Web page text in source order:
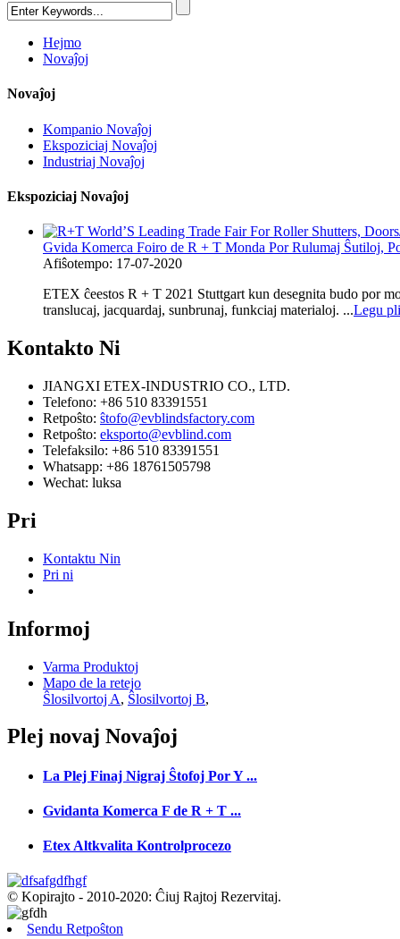
Hejmo
Novaĵoj
Novaĵoj
Kompanio Novaĵoj
Ekspoziciaj Novaĵoj
Industriaj Novaĵoj
Ekspoziciaj Novaĵoj
Gvida Komerca Foiro de R + T Monda Por Rulumaj Ŝutiloj,
Afiŝotempo: 17-07-2020
ETEX ĉeestos R + T 2021 Stuttgart kun desegnita budo por
translucaj, jacquardaj, sunbrunaj, funkciaj materialoj. ...Legu
Kontakto Ni
JIANGXI ETEX-INDUSTRIO CO., LTD.
Telefono: +86 510 83391551
Retpoŝto: ŝtofo@evblindsfactory.com
Retpoŝto: eksporto@evblind.com
Telefaksilo: +86 510 83391551
Whatsapp: +86 18761505798
Wechat: luksa
Pri
Kontaktu Nin
Pri ni
Informoj
Varma Produktoj
Mapo de la retejo
Ŝlosilvortoj A, Ŝlosilvortoj B,
Plej novaj Novaĵoj
La Plej Finaj Nigraj Ŝtofoj Por Y ...
Gvidanta Komerca F de R + T ...
Etex Altkvalita Kontrolprocezo
© Kopirajto - 2010-2020: Ĉiuj Rajtoj Rezervitaj.
Sendu Retpoŝton